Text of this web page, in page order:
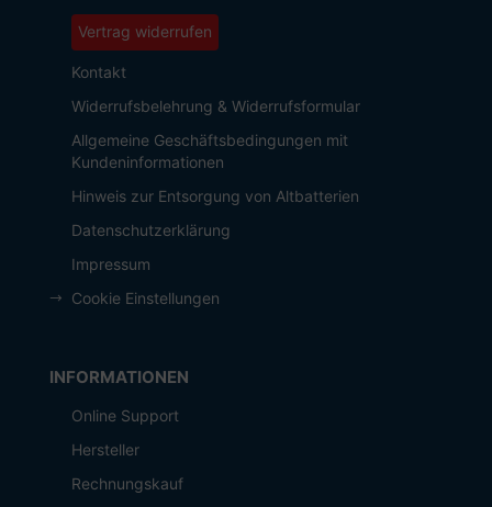
Vertrag widerrufen
Kontakt
Widerrufsbelehrung & Widerrufsformular
Allgemeine Geschäftsbedingungen mit
Kundeninformationen
Hinweis zur Entsorgung von Altbatterien
Datenschutzerklärung
Impressum
Cookie Einstellungen
INFORMATIONEN
Online Support
Hersteller
Rechnungskauf